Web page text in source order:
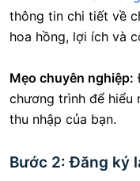
thông tin chi tiết về
hoa hồng, lợi ích và
Mẹo chuyên nghiệp:
chương trình để hiểu
thu nhập của bạn.
Bước 2: Đăng ký